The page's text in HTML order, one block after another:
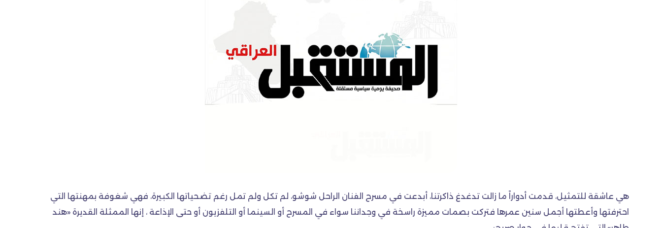
هي عاشقة للتمثيل، قدمت أدواراً ما زالت تدغدغ ذاكرتنا، أبدعت في مسرح الفنان الراحل شوشو، لم تكل ولم تمل رغم تضحياتها الكبيرة، فهي شغوفة بمهنتها التي
احترفتها وأعطتها أجمل سنين عمرها فتركت بصمات مميزة راسخة في وجداننا سواء في المسرح أو السينما أو التلفزيون أو حتى الإذاعة ، إنها الممثلة القديرة «هند